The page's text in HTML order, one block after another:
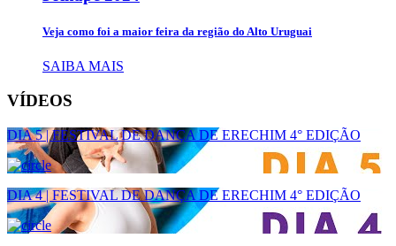
Veja como foi a maior feira da região do Alto Uruguai
SAIBA MAIS
VÍDEOS
DIA 5 | FESTIVAL DE DANÇA DE ERECHIM 4° EDIÇÃO
DIA 4 | FESTIVAL DE DANÇA DE ERECHIM 4° EDIÇÃO